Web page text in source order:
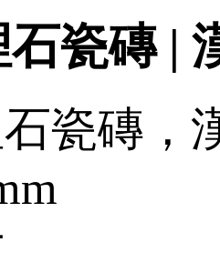
瓷磚 |
磚，